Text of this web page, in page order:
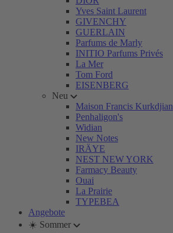
Yves Saint Laurent
GIVENCHY
GUERLAIN
Parfums de Marly
INITIO Parfums Privés
La Mer
Tom Ford
EISENBERG
Neu
Maison Francis Kurkdjian
Penhaligon's
Widian
New Notes
IRÄYE
NEST NEW YORK
Farmacy Beauty
Ouai
La Prairie
TYPEBEA
Angebote
☀️ Sommer